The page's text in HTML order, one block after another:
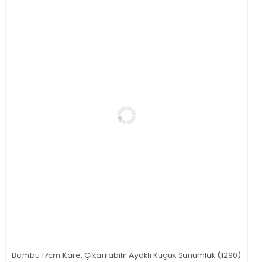
Bambu 17cm Kare, Çıkarılabilir Ayaklı Küçük Sunumluk (1290)